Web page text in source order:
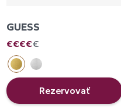
GUESS
€€€€€
Rezervovať